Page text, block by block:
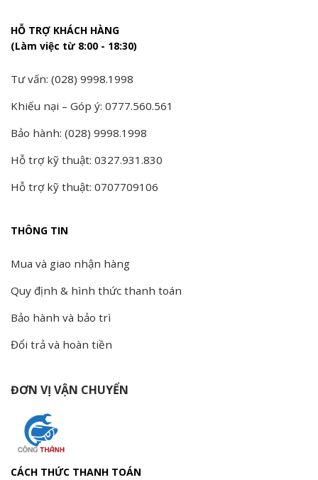
HỖ TRỢ KHÁCH HÀNG
(Làm việc từ 8:00 - 18:30)
Tư vấn: (028) 9998.1998
Khiếu nại – Góp ý: 0777.560.561
Bảo hành: (028) 9998.1998
Hỗ trợ kỹ thuật: 0327.931.830
Hỗ trợ kỹ thuật: 0707709106
THÔNG TIN
Mua và giao nhận hàng
Quy định & hình thức thanh toán
Bảo hành và bảo trì
Đổi trả và hoàn tiền
ĐƠN VỊ VẬN CHUYỂN
CÁCH THỨC THANH TOÁN